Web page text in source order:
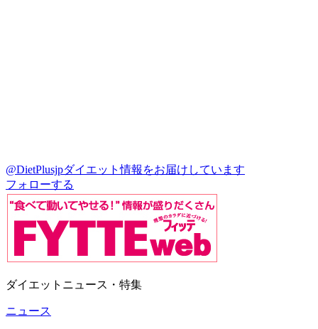
@DietPlusjpダイエット情報をお届けしています
フォローする
ダイエットニュース・特集
ニュース